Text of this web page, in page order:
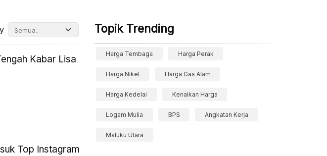
Kabar Lisa
Top Instagram
Topik Trending
Harga Tembaga Harga Perak
Harga Nikel Harga Gas Alam
Harga Kedelai Kenaikan Harga
Logam Mulia BPS Angkatan Kerja
Maluku Utara